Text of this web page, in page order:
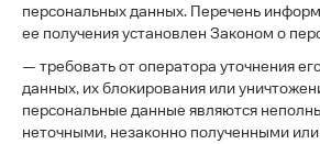
персональных данных. Перечень
ее получения установлен Законом о
— требовать от оператора уточнения
данных, их блокирования или
персональные данные являются
неточными, незаконно полученными